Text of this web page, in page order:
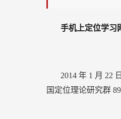
手机上定位学习
2014 年 1 月 22
国定位理论研究群